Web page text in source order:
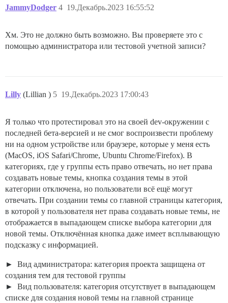
JammyDodger 19.Декабрь.2023 16:55:52
4
Хм. Это не должно быть возможно. Вы проверяете это с
помощью администратора или тестовой учетной записи?
Lilly (Lillian ) 19.Декабрь.2023 17:00:43
5
Я только что протестировал это на своей dev-окружении с
последней бета-версией и не смог воспроизвести проблему
ни на одном устройстве или браузере, которые у меня есть
(MacOS, iOS Safari/Chrome, Ubuntu Chrome/Firefox). В
категориях, где у группы есть право отвечать, но нет права
создавать новые темы, кнопка создания темы в этой
категории отключена, но пользователи всё ещё могут
отвечать. При создании темы со главной страницы категория,
в которой у пользователя нет права создавать новые темы, не
отображается в выпадающем списке выбора категории для
новой темы. Отключённая кнопка даже имеет всплывающую
подсказку с информацией.
Вид администратора: категория проекта защищена от
создания тем для тестовой группы
Вид пользователя: категория отсутствует в выпадающем
списке для создания новой темы на главной странице